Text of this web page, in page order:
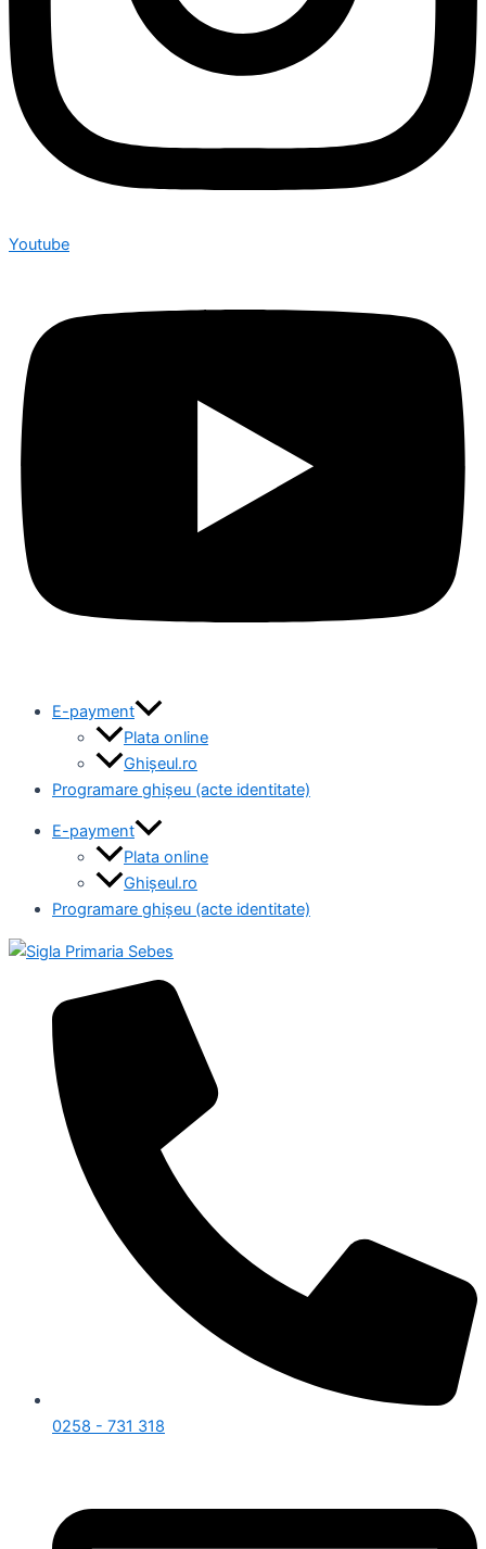
Youtube
E-payment
Plata online
Ghișeul.ro
Programare ghișeu (acte identitate)
E-payment
Plata online
Ghișeul.ro
Programare ghișeu (acte identitate)
0258 - 731 318